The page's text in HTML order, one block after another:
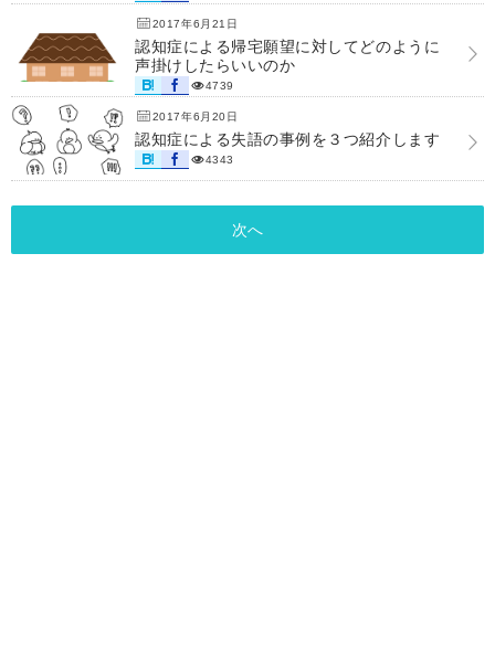
2017年6月21日
認知症による帰宅願望に対してどのように
声掛けしたらいいのか
4739
2017年6月20日
認知症による失語の事例を３つ紹介します
4343
次へ